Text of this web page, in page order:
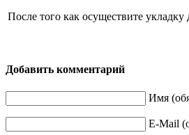
После того как осуществите
Добавить комментарий
Имя
E-Mail